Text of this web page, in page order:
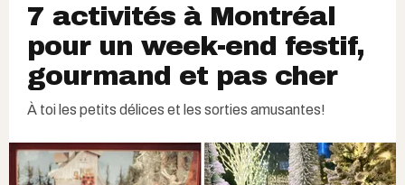
7 activités à Montréal
pour un week-end festif,
gourmand et pas cher
À toi les petits délices et les sorties amusantes!